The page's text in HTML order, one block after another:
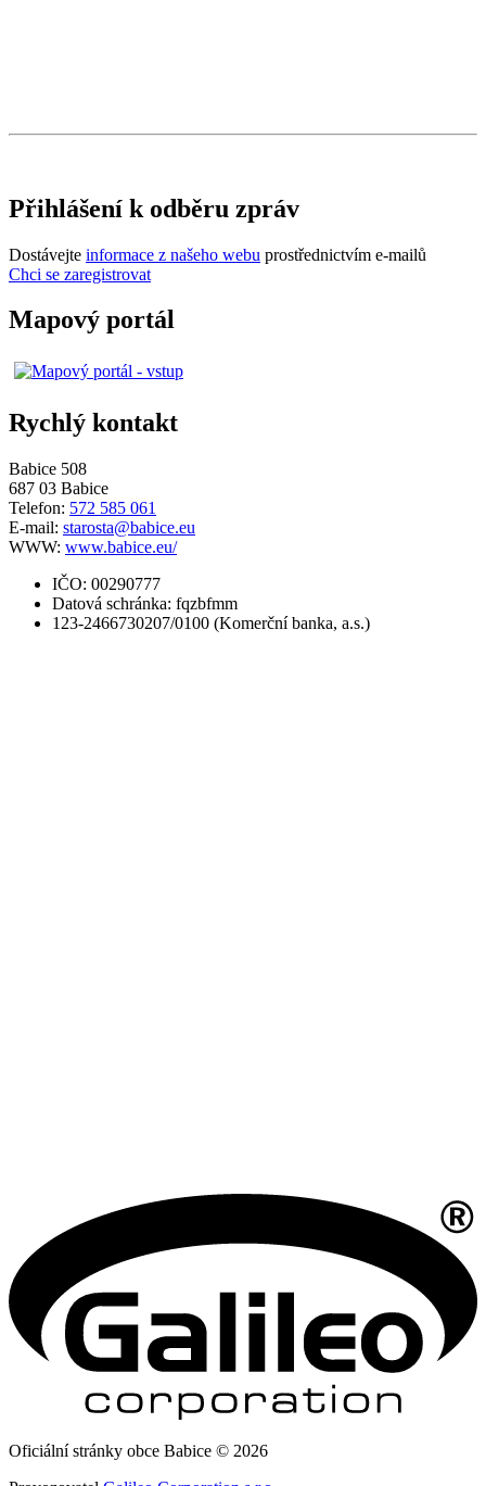
Přihlášení k odběru zpráv
Dostávejte informace z našeho webu prostřednictvím e-mailů
Chci se zaregistrovat
Mapový portál
Rychlý kontakt
Babice 508
687 03 Babice
Telefon: 572 585 061
E-mail: starosta@babice.eu
WWW: www.babice.eu/
IČO: 00290777
Datová schránka: fqzbfmm
123-2466730207/0100 (Komerční banka, a.s.)
Oficiální stránky obce Babice © 2026